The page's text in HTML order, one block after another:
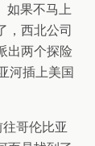
如果不马上
，西北公司
出两个探险
河插上美国
哥伦比亚